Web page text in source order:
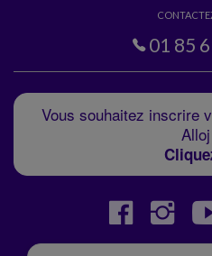
01 85
Vous souhaitez inscrire